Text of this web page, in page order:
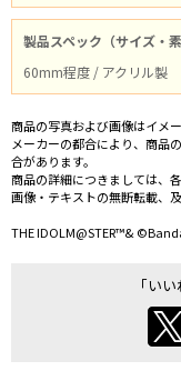
製品スペック（サイズ・素
60mm程度 / アクリル製
商品の写真および画像はイメ
メーカーの都合により、商品
合があります。
商品の詳細につきましては、
画像・テキストの無断転載、
THE IDOLM@STER™&
「い